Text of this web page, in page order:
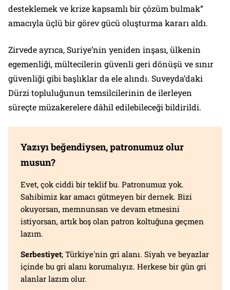
desteklemek ve krize kapsamlı bir çözüm bulmak”
amacıyla üçlü bir görev gücü oluşturma kararı aldı.
Zirvede ayrıca, Suriye’nin yeniden inşası, ülkenin
egemenliği, mültecilerin güvenli geri dönüşü ve sınır
güvenliği gibi başlıklar da ele alındı. Suveyda’daki
Dürzi topluluğunun temsilcilerinin de ilerleyen
süreçte müzakerelere dâhil edilebileceği bildirildi.
Yazıyı beğendiysen, patronumuz olur
musun?
Evet, çok ciddi bir teklif bu. Patronumuz yok.
Sahibimiz kar amacı gütmeyen bir dernek. Bizi
okuyorsan, memnunsan ve devam etmesini
istiyorsan, artık boş olan patron koltuğuna geçmen
lazım.
Serbestiyet; Türkiye'nin gri alanı. Siyah ve beyazlar
içinde bu gri alanı korumalıyız. Herkese bir gün gri
alanlar lazım olur.